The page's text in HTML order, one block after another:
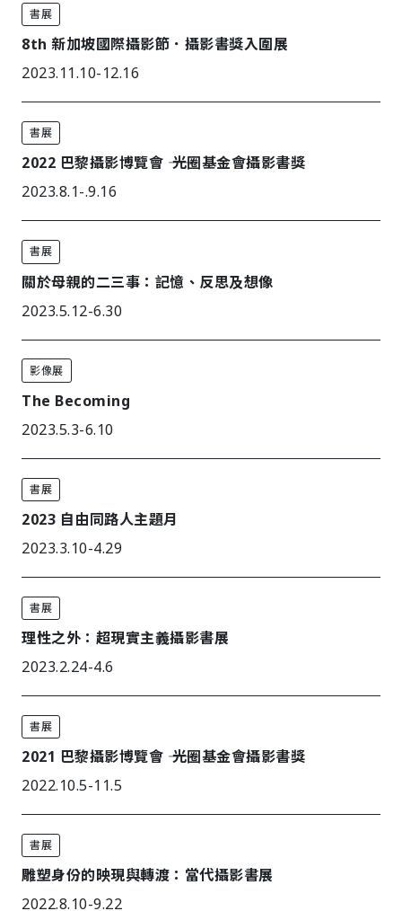
書展
8th 新加坡國際攝影節．攝影書獎入圍展
2023.11.10-12.16
書展
2022 巴黎攝影博覽會 ―― 光圈基金會攝影書獎
2023.8.1-.9.16
書展
關於母親的二三事：記憶、反思及想像
2023.5.12-6.30
影像展
The Becoming
2023.5.3-6.10
書展
2023 自由同路人主題月
2023.3.10-4.29
書展
理性之外：超現實主義攝影書展
2023.2.24-4.6
書展
2021 巴黎攝影博覽會 ―― 光圈基金會攝影書獎
2022.10.5-11.5
書展
雕塑身份的映現與轉渡：當代攝影書展
2022.8.10-9.22